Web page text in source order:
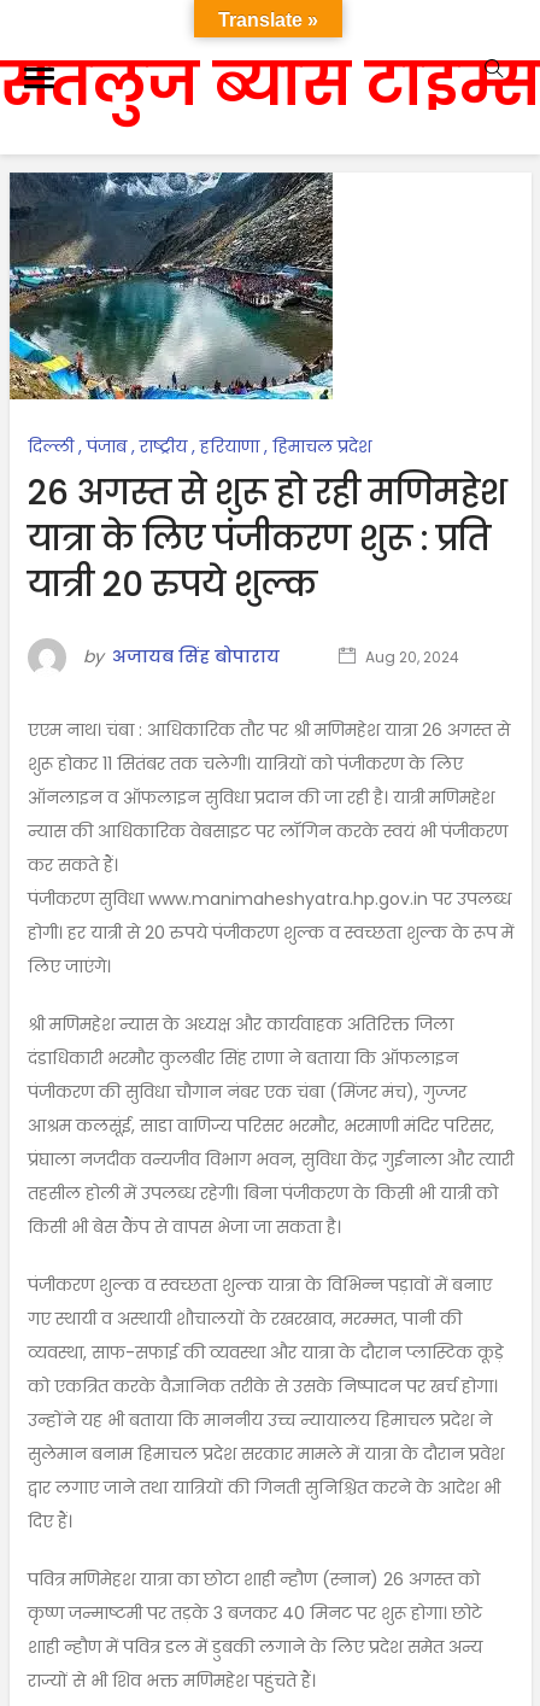
सतलुज ब्यास टाइम्स
दिल्ली,पंजाब,राष्ट्रीय,हरियाणा, हिमाचल प्रदेश
26 अगस्त से शुरू हो रही मणिमहेश
यात्रा के लिए पंजीकरण शुरू : प्रति
यात्री 20 रुपये शुल्क
by अजायब सिंह बोपाराय Aug 20, 2024
एएम नाथ। चंबा : आधिकारिक तौर पर श्री मणिमहेश यात्रा 26 अगस्त से
शुरू होकर 11 सितंबर तक चलेगी। यात्रियों को पंजीकरण के लिए
ऑनलाइन व ऑफलाइन सुविधा प्रदान की जा रही है। यात्री मणिमहेश
न्यास की आधिकारिक वेबसाइट पर लॉगिन करके स्वयं भी पंजीकरण
कर सकते हैं।
पंजीकरण सुविधा www.manimaheshyatra.hp.gov.in पर उपलब्ध
होगी। हर यात्री से 20 रुपये पंजीकरण शुल्क व स्वच्छता शुल्क के रूप में
लिए जाएंगे।
श्री मणिमहेश न्यास के अध्यक्ष और कार्यवाहक अतिरिक्त जिला
दंडाधिकारी भरमौर कुलबीर सिंह राणा ने बताया कि ऑफलाइन
पंजीकरण की सुविधा चौगान नंबर एक चंबा (मिंजर मंच), गुज्जर
आश्रम कलसूंई, साडा वाणिज्य परिसर भरमौर, भरमाणी मंदिर परिसर,
प्रंघाला नजदीक वन्यजीव विभाग भवन, सुविधा केंद्र गुईनाला और त्यारी
तहसील होली में उपलब्ध रहेगी। बिना पंजीकरण के किसी भी यात्री को
किसी भी बेस कैंप से वापस भेजा जा सकता है।
पंजीकरण शुल्क व स्वच्छता शुल्क यात्रा के विभिन्न पड़ावों में बनाए
गए स्थायी व अस्थायी शौचालयों के रखरखाव, मरम्मत, पानी की
व्यवस्था, साफ-सफाई की व्यवस्था और यात्रा के दौरान प्लास्टिक कूड़े
को एकत्रित करके वैज्ञानिक तरीके से उसके निष्पादन पर खर्च होगा।
उन्होंने यह भी बताया कि माननीय उच्च न्यायालय हिमाचल प्रदेश ने
सुलेमान बनाम हिमाचल प्रदेश सरकार मामले में यात्रा के दौरान प्रवेश
द्वार लगाए जाने तथा यात्रियों की गिनती सुनिश्चित करने के आदेश भी
दिए हैं।
पवित्र मणिमेहश यात्रा का छोटा शाही न्हौण (स्नान) 26 अगस्त को
कृष्ण जन्माष्टमी पर तड़के 3 बजकर 40 मिनट पर शुरू होगा। छोटे
शाही न्हौण में पवित्र डल में डुबकी लगाने के लिए प्रदेश समेत अन्य
राज्यों से भी शिव भक्त मणिमहेश पहुंचते हैं।
Translate »